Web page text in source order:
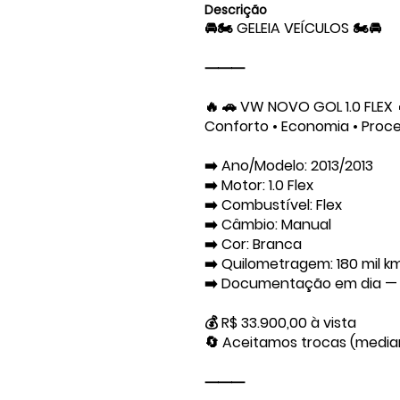
Descrição
🚘🏍️ GELEIA VEÍCULOS 🏍️🚘
⸻
🔥 🚗 VW NOVO GOL 1.0 FLEX
Conforto • Economia •
➡️ Ano/Modelo: 2013/2013
➡️ Motor: 1.0 Flex
➡️ Combustível: Flex
➡️ Câmbio: Manual
➡️ Cor: Branca
➡️ Quilometragem: 180 mil
➡️ Documentação em dia
💰 R$ 33.900,00 à vista
🔄 Aceitamos trocas
⸻